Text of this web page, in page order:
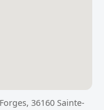
36160 Sainte-